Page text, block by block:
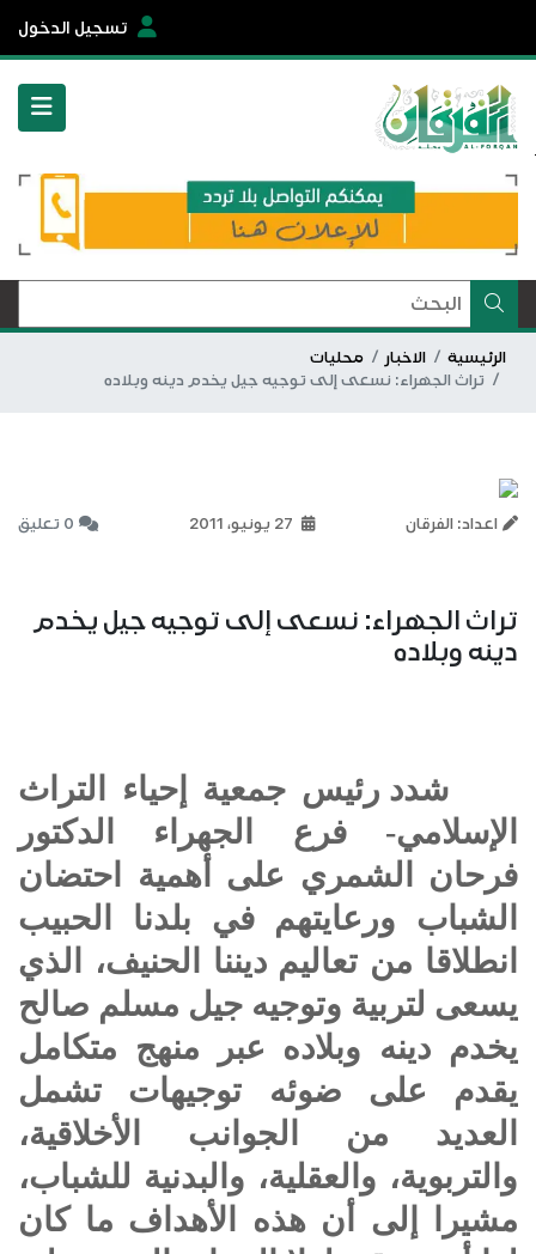
تسجيل الدخول
الرئيسية الاخبار
محليات
تراث الجهراء: نسعى إلى توجيه جيل يخدم دينه وبلاده
اعداد: الفرقان 0 تعليق
تراث الجهراء: نسعى إلى توجيه جيل يخدم
دينه وبلاده
شدد رئيس جمعية إحياء التراث
الإسلامي- فرع الجهراء الدكتور
فرحان الشمري على أهمية احتضان
الشباب ورعايتهم في بلدنا الحبيب
انطلاقا من تعاليم ديننا الحنيف، الذي
يسعى لتربية وتوجيه جيل مسلم صالح
يخدم دينه وبلاده عبر منهج متكامل
يقدم على ضوئه توجيهات تشمل
العديد من الجوانب الأخلاقية،
والتربوية، والعقلية، والبدنية للشباب،
مشيرا إلى أن هذه الأهداف ما كان